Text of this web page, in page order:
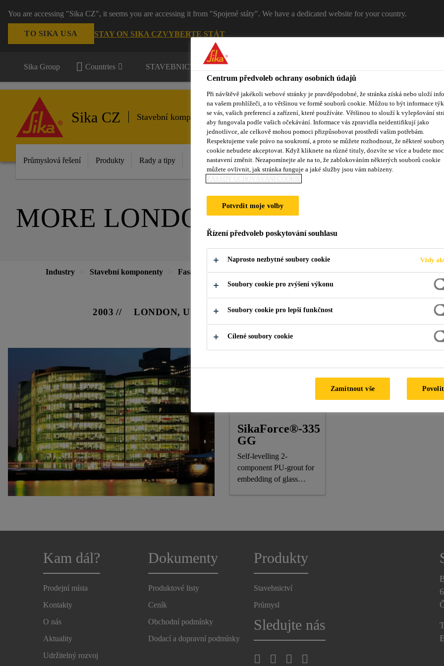
You are accessing "Sika CZ", it seems you are accessing it from "Spojené státy". We have a dedicated website for your country.
TO SIKA USA STAY ON SIKA CZVYBERTE STÁT
Sika Group Countries STAVEBNICTVÍ / PRŮMYSL
Sika CZ Stavební komponenty
Průmyslová řešení Produkty Rady a tipy Inovace Reference Služby zákazníkům Události Dokumentace
MORE LONDON BUILDING 1A
Industry Stavební komponenty Fasády More London Building 1A
2003 LONDON, UNITED KINGDOM
Permasteelisa
SikaForce® 335 GG
SikaForce®-335
GG
Self-levelling 2-
component PU-grout for
embedding of glass
Kam dál?
Prodejní místa
Kontakty
O nás
Aktuality
Udržitelný rozvoj
Dokumenty
Produktové listy
Ceník
Obchodní podmínky
Dodací a dopravní podmínky
Produkty
Stavebnictví
Průmysl
Sledujte nás
Centrum předvoleb ochrany osobních údajů
Při návštěvě jakékoli webové stránky je pravděpodobné, že stránka získá nebo uloží
na vašem prohlížeči, a to většinou ve formě souborů cookie. Můžou to být informace
se vás, vašich preferencí a zařízení, které používáte. Většinou to slouží k vylepšování
aby fungovala podle vašich očekávání. Informace vás zpravidla neidentifikují jako
jednotlivce, ale celkově mohou pomoci přizpůsobovat prostředí vašim potřebám.
Respektujeme vaše právo na soukromí, a proto se můžete rozhodnout, že některé
cookie nebudete akceptovat. Když kliknete na různé tituly, dozvíte se více a budete
nastavení změnit. Nezapomínejte ale na to, že zablokováním některých souborů cookie
můžete ovlivnit, jak stránka funguje a jaké služby jsou vám nabízeny.
ZÁSADY UCHOVÁVÁNÍ COOKIE
Potvrdit moje volby
Řízení předvoleb poskytování souhlasu
Naprosto nezbytné soubory cookie Vždy
Soubory cookie pro zvýšení výkonu
Soubory cookie pro lepší funkčnost
Cílené soubory cookie
Zamítnout vše Povolit